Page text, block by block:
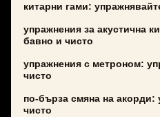
китарни гами:
упражнения за акустична
бавно и чисто
упражнения с метроном:
чисто
по-бърза смяна на акорди:
чисто